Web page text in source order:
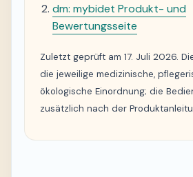
dm: mybidet Produkt- und
Bewertungsseite
Zuletzt geprüft am 17. Juli 2026.
die jeweilige medizinische,
ökologische Einordnung; die
zusätzlich nach der